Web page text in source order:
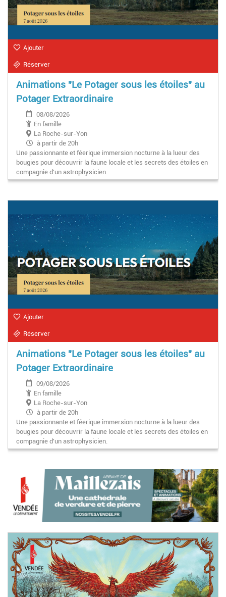
Ajouter
Réserver
Animations "Le Potager sous les étoiles" au
Potager Extraordinaire
08/08/2026
En famille
La Roche-sur-Yon
à partir de 20h
Une passionnante et féerique immersion nocturne à la lueur des
bougies pour découvrir la faune locale et les secrets des étoiles en
compagnie d'un astrophysicien.
Ajouter
Réserver
Animations "Le Potager sous les étoiles" au
Potager Extraordinaire
09/08/2026
En famille
La Roche-sur-Yon
à partir de 20h
Une passionnante et féerique immersion nocturne à la lueur des
bougies pour découvrir la faune locale et les secrets des étoiles en
compagnie d'un astrophysicien.